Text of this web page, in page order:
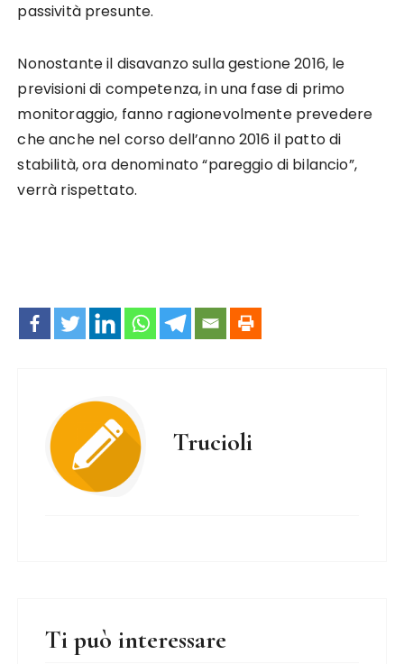
passività presunte.
Nonostante il disavanzo sulla gestione 2016, le
previsioni di competenza, in una fase di primo
monitoraggio, fanno ragionevolmente prevedere
che anche nel corso dell’anno 2016 il patto di
stabilità, ora denominato “pareggio di bilancio”,
verrà rispettato.
Trucioli
Ti può interessare